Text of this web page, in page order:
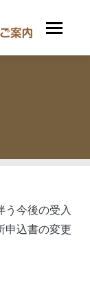
う今後の受入
申込書の変更